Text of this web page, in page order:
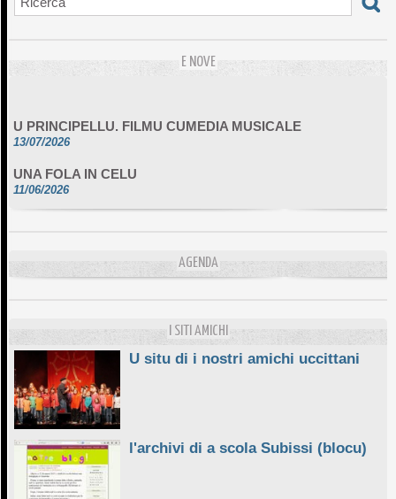
E NOVE
13/07/2026
11/06/2026
DA SCIMULÌ
L'ESSENZIALE CHÌ GHJÈ
10/06/2026
AGENDA
I SITI AMICHI
U situ di i nostri amichi uccittani
l'archivi di a scola Subissi (blocu)